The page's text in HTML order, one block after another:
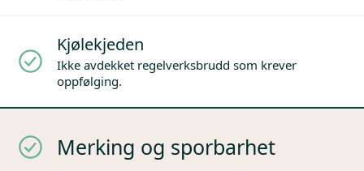
Kjølekjeden
Ikke avdekket regelverksbrudd som krever
oppfølging.
Merking og sporbarhet